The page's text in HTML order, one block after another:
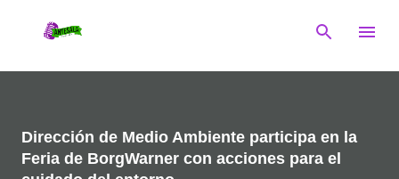
Dirección de Medio Ambiente participa en la
Feria de BorgWarner con acciones para el